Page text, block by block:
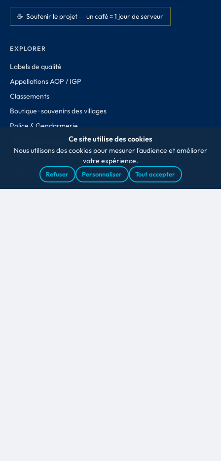
☕ Soutenir le projet — un café = 1 jour de serveur
EXPLORER
Labels de qualité
Appellations AOP / IGP
Classements
Boutique · souvenirs des villages
Police & Gendarmerie
Recherche avancée
Comparateur de communes
Quiz · Trouvez votre département
Ce site utilise des cookies
Nous utilisons des cookies pour mesurer l'audience et améliorer
votre expérience.
Refuser Personnaliser Tout accepter